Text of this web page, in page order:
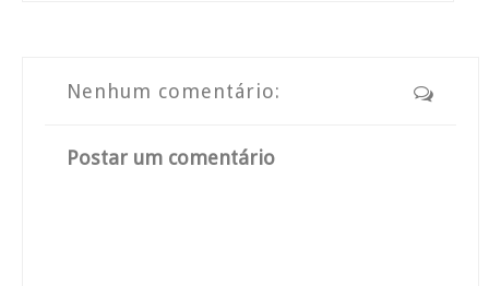
Nenhum comentário:
Postar um comentário